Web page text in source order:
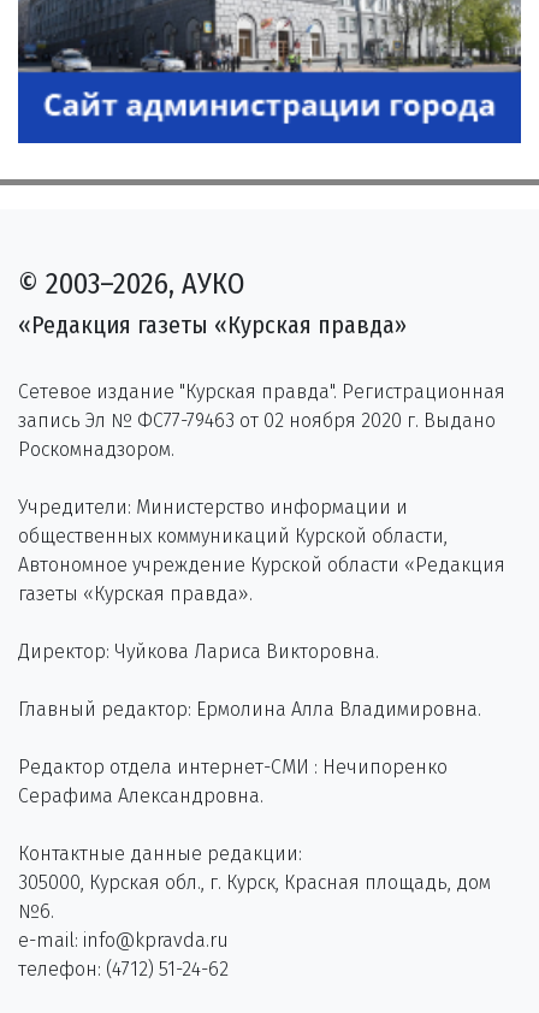
© 2003–2026, АУКО
«Редакция газеты «Курская правда»
Сетевое издание "Курская правда". Регистрационная
запись Эл № ФС77-79463 от 02 ноября 2020 г. Выдано
Роскомнадзором.
Учредители: Министерство информации и
общественных коммуникаций Курской области,
Автономное учреждение Курской области «Редакция
газеты «Курская правда».
Директор: Чуйкова Лариса Викторовна.
Главный редактор: Ермолина Алла Владимировна.
Редактор отдела интернет-СМИ : Нечипоренко
Серафима Александровна.
Контактные данные редакции:
305000, Курская обл., г. Курск, Красная площадь, дом
№6.
e-mail: info@kpravda.ru
телефон: (4712) 51-24-62